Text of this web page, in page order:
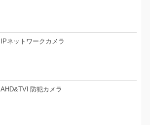
IPネットワークカメラ
AHD&TVI 防犯カメラ